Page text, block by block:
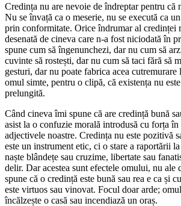
Credința nu are nevoie de îndreptar pentru că
Nu se învață ca o meserie, nu se execută ca
prin conformitate. Orice îndrumar al credinței
desenată de cineva care n-a fost niciodată în
spune cum să îngenunchezi, dar nu cum să
cuvinte să rostești, dar nu cum să taci fără să
gesturi, dar nu poate fabrica acea
omul simte, pentru o clipă, că existența nu
prelungită.
Când cineva îmi spune că are credință bună
asist la o confuzie morală introdusă cu forța în
adjectivele noastre. Credința nu este pozitivă
este un instrument etic, ci o stare a raportării
naște blândețe sau cruzime, libertate sau
delir. Dar acestea sunt efectele omului, nu ale
spune că o credință este bună sau rea e ca și
este virtuos sau vinovat. Focul doar arde;
încălzește o casă sau incendiază un oraș.